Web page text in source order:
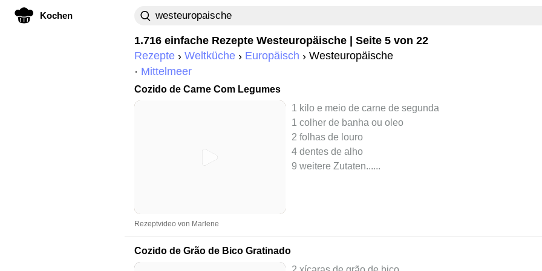
Kochen
1.716 einfache Rezepte Westeuropäische | Seite 5 von 22
Rezepte
Weltküche Europäisch
Westeuropäische
Mittelmeer
Cozido de Carne Com Legumes
1 kilo e meio de carne de segunda
1 colher de banha ou oleo
2 folhas de louro
4 dentes de alho
9 weitere Zutaten......
Rezeptvideo von Marlene
Cozido de Grão de Bico Gratinado